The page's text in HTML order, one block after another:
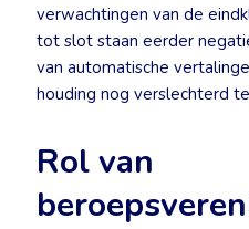
verwachtingen van de
tot slot staan eerder
van automatische
houding nog verslechterd
Rol van